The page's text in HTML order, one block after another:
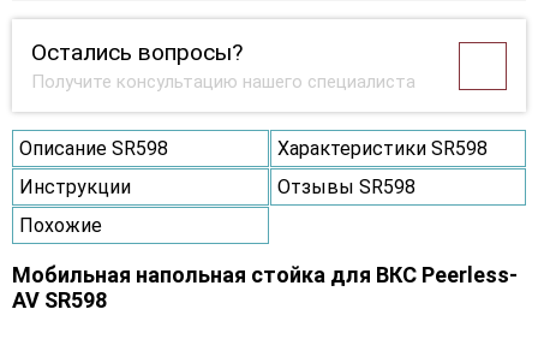
Остались вопросы?
Получите консультацию нашего специалиста
Описание SR598
Характеристики SR598
Инструкции
Отзывы SR598
Похожие
Мобильная напольная стойка для ВКС Peerless-
AV SR598